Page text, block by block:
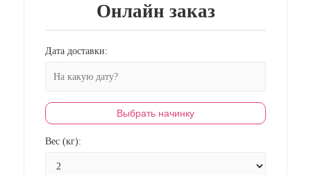
Онлайн заказ
Дата доставки:
Выбрать начинку
Вес (кг):